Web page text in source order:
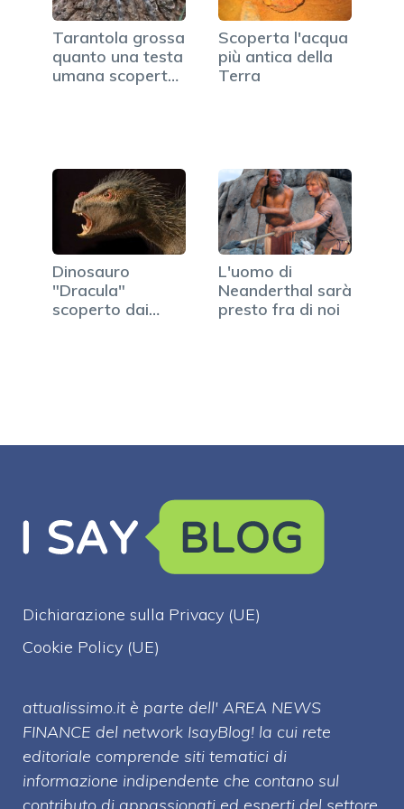
Tarantola grossa
quanto una testa
umana scoperta
Scoperta l'acqua
più antica della
Terra
Dinosauro
"Dracula"
scoperto dai
L'uomo di
Neanderthal sarà
presto fra di noi
Dichiarazione sulla Privacy (UE)
Cookie Policy (UE)
attualissimo.it è parte dell' AREA NEWS
FINANCE del network IsayBlog! la cui rete
editoriale comprende siti tematici di
informazione indipendente che contano sul
contributo di appassionati ed esperti del settore.